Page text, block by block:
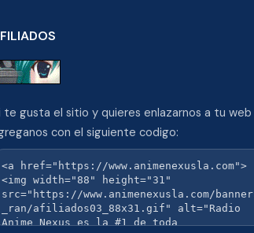
te gusta el sitio y quieres enlazarnos a tu web
con el siguiente codigo: